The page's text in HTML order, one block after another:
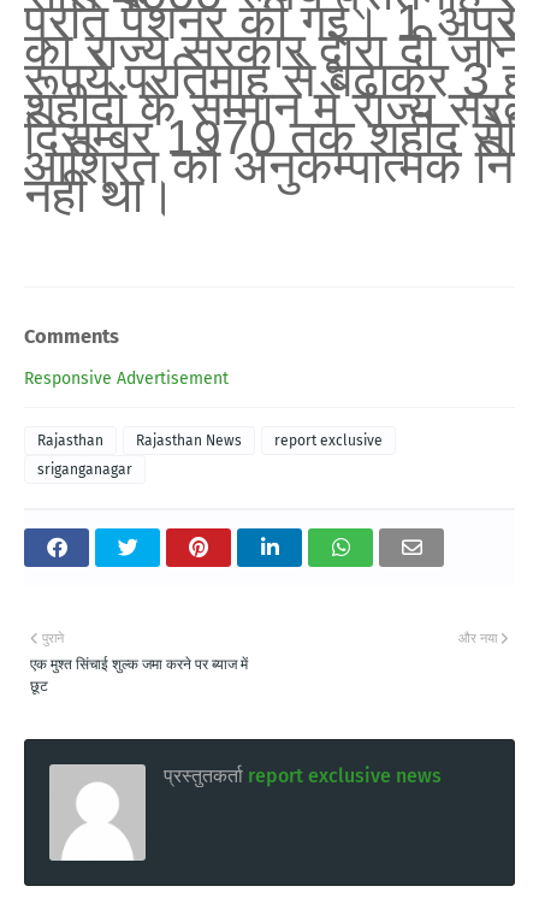
Comments
Responsive Advertisement
Rajasthan Rajasthan News
report exclusive
sriganganagar
और नया
पुराने
एक मुश्त सिंचाई शुल्क जमा करने पर ब्याज में
छूट
प्रस्तुतकर्ता report exclusive news